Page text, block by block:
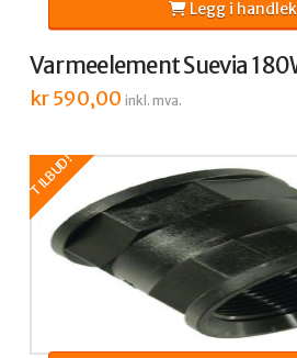
Varmeelement Suevia
kr590,00 inkl. mva.
Legg i
TILBUD!